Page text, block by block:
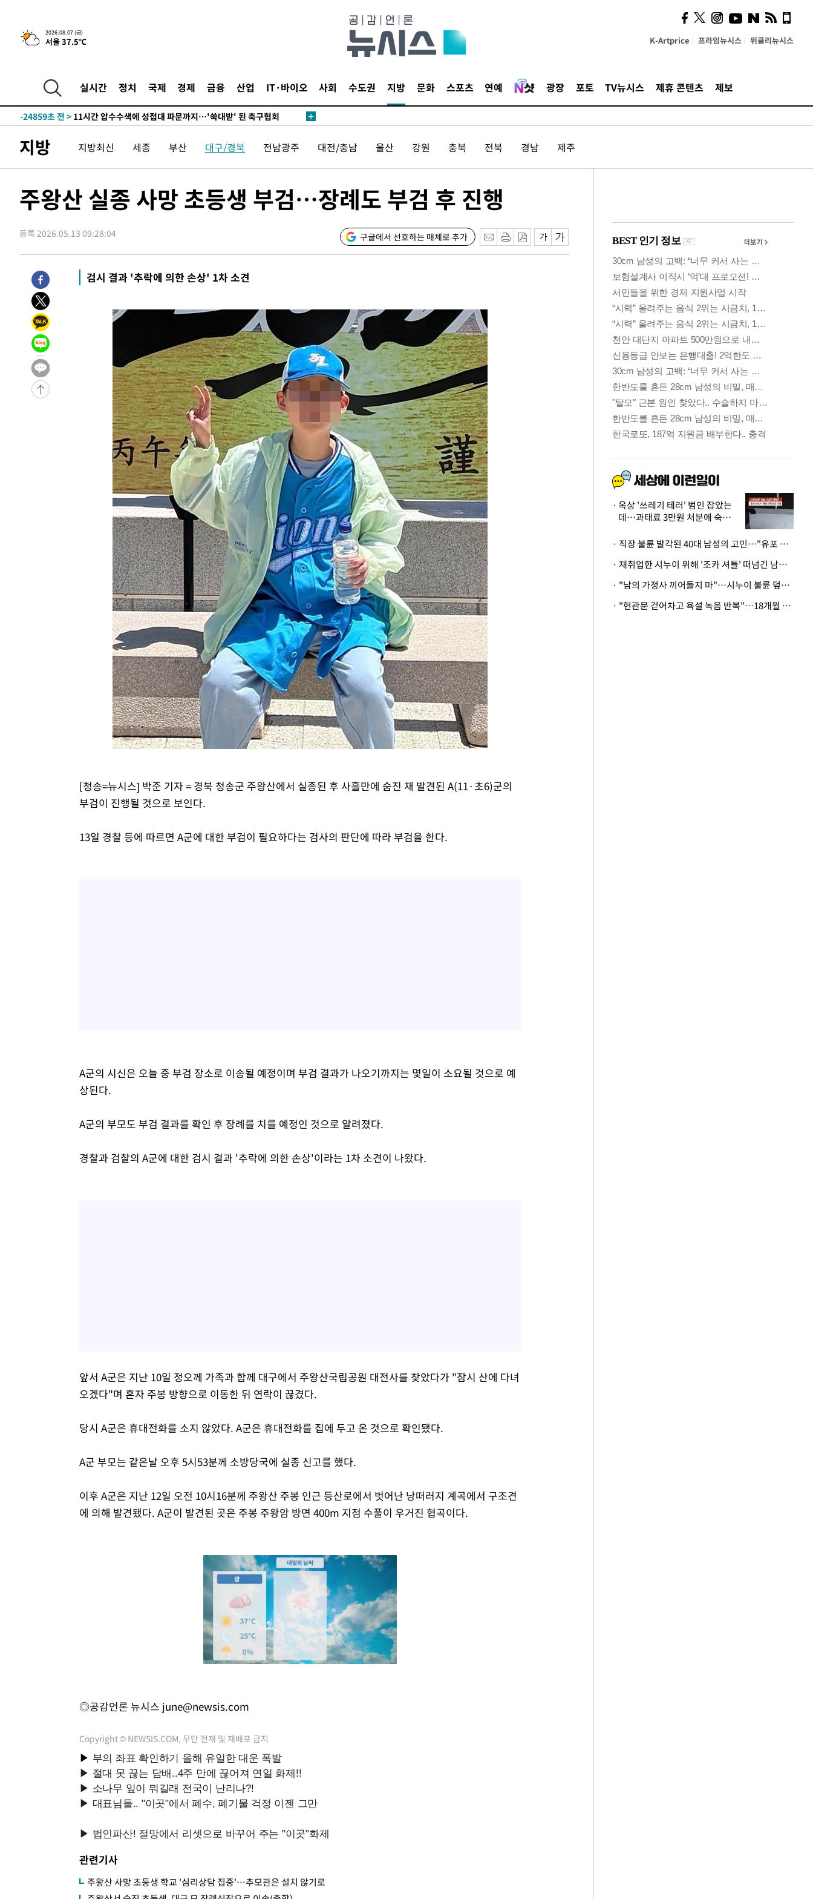
2026.08.07 (금)
서울 37.5℃ K-Artprice 프라임뉴시스 위클리뉴시스
실시간 정치 국제 경제 금융 산업 IT·바이오 사회 수도권 지방 문화 스포츠 연예 광장 포토 TV뉴시스 제휴 콘텐츠 제보
-29056초 전 >[속보]코스피, 6200선 약보합…0.60% 내린 6258.77에 마쳐
-29036초 전 > [속보]원·달러 환율, 7.7원 내린 1416.1원 마감
-26015초 전 >
[속보]종합특검, '계엄 수용공간 확보' 신용해 前교정본부장 기소
-24888초 전 >
-24859초 전 > 11시간 압수수색에 성접대 파문까지…'쑥대밭' 된 축구협회
병태 후임
-20239초 전 >
[속보]국힘 윤리위, '돌려차기 발언' 진종오·서범수 징계 절차 개시
-15564초 전 >[속보] 7월 중국 수출 23.9%↑ 수입 27.5%↑…무역총액
-12590초 전 >[속보]종합특검, '관저이전 봐주기 감사' 유병호 구속기소
-8440초 전 >[속보]'300억원대 사기 혐의' 차가원 대표 구속 송치
-7634초 전 >"미 전국적 살모네라 식중독 원인은 멕시코산 할라피뇨"-- CDC
-6147초 전 >
[속보]경찰·노동부, HL만도 평택사업장 끼임 사망 관련 압수수색
-6028초 전 >
[속보]합수본, '투표율 허위 입력' 중앙·서울·경기도 선관위 등 9곳
압수수색
-5783초 전 >
-30136초 전 >
여자배구 이재영·이다영 자매, 아제르바이잔 투란VC 입단
-29389초 전 >
외국인 심판 성 접대 7경기 들여다보니…한국 축구 '5승 2무'
-29123초 전 >
[속보]코스닥, 2.86포인트(0.36%) 내린 798.81마감
-29076초 전 >
[속보]코스피, 6200선 약보합…0.60% 내린 6258.77에 마쳐
-29056초 전 >
[속보]원·달러 환율, 7.7원 내린 1416.1원 마감
[속보] 노원서 40.1도 관측…서울, 2018년 이후 첫 40도
[속보]종합특검, '계엄 수용공간 확보' 신용해 前교정본부장 기소
외신들도 주목한 韓축구 파문…"국민적 공분에 수사 재개"
11시간 압수수색에 성접대 파문까지…'쑥대밭' 된 축구협회
[속보]규제합리화위원회 부위원장에 김태유 서울대 공대 교수…이
[속보]국힘 윤리위, '돌려차기 발언' 진종오·서범수 징계 절차 개시
[속보] 7월 중국 수출 23.9%↑ 수입 27.5%↑…무역총액
[속보]'채상병 순직 책임' 임성근, 항소심도 징역 3년
[속보]종합특검, '관저이전 봐주기 감사' 유병호 구속기소
민주 콩고 에볼라환자 4천명 돌파, 4053명 발생 1850명 사망
[속보]'300억원대 사기 혐의' 차가원 대표 구속 송치
"미 전국적 살모네라 식중독 원인은 멕시코산 할라피뇨"-- CDC
[속보]경찰·노동부, HL만도 평택사업장 끼임 사망 관련 압수수색
[속보]합수본, '투표율 허위 입력' 중앙·서울·경기도 선관위 등 9곳
[속보]원·달러 환율, 오전 9시 1423.8원
지방 지방최신 세종 부산 대구/경북 전남광주 대전/충남 울산 강원 충북 전북 경남 제주
주왕산 실종 사망 초등생 부검…장례도 부검 후 진행
등록 2026.05.13 09:28:04 구글에서 선호하는 매체로 추가
검시 결과 '추락에 의한 손상' 1차 소견
[청송=뉴시스] 박준 기자 = 경북 청송군 주왕산에서 실종된 후 사흘만에 숨진 채 발견된 A(11·초6)군의
부검이 진행될 것으로 보인다.
13일 경찰 등에 따르면 A군에 대한 부검이 필요하다는 검사의 판단에 따라 부검을 한다.
A군의 시신은 오늘 중 부검 장소로 이송될 예정이며 부검 결과가 나오기까지는 몇일이 소요될 것으로 예
상된다.
A군의 부모도 부검 결과를 확인 후 장례를 치를 예정인 것으로 알려졌다.
경찰과 검찰의 A군에 대한 검시 결과 '추락에 의한 손상'이라는 1차 소견이 나왔다.
앞서 A군은 지난 10일 정오께 가족과 함께 대구에서 주왕산국립공원 대전사를 찾았다가 "잠시 산에 다녀
오겠다"며 혼자 주봉 방향으로 이동한 뒤 연락이 끊겼다.
당시 A군은 휴대전화를 소지 않았다. A군은 휴대전화를 집에 두고 온 것으로 확인됐다.
A군 부모는 같은날 오후 5시53분께 소방당국에 실종 신고를 했다.
이후 A군은 지난 12일 오전 10시16분께 주왕산 주봉 인근 등산로에서 벗어난 낭떠러지 계곡에서 구조견
에 의해 발견됐다. A군이 발견된 곳은 주봉 주왕암 방면 400m 지점 수풀이 우거진 협곡이다.
◎공감언론 뉴시스 june@newsis.com
Copyright © NEWSIS.COM, 무단 전재 및 재배포 금지
관련기사
주왕산 사망 초등생 학교 '심리상담 집중'…추모관은 설치 않기로
시, 스마트폰 액세서리에
NFC 더했다
옥상 '쓰레기 테러' 범인 잡았는
데…과태료 3만원 처분에 숙박업
· 직장 불륜 발각된 40대 남성의 고민…"유포 동료 명예훼손·협박죄 고소 가능할까"
· 재취업한 시누이 위해 '조카 셔틀' 떠넘긴 남편…아내 "난 못한다"
· "남의 가정사 끼어들지 마"…시누이 불륜 덮으려는 남편에 억울한 아내
· "현관문 걷어차고 욕설 녹음 반복"…18개월 아기 키우는 집 뒤흔든 '앞집의 비극'